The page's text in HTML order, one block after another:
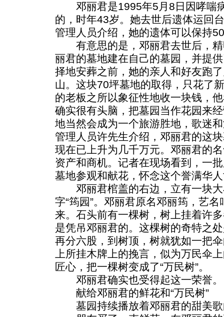
邓丽君是1995年5月8日因哮喘
的，时年43岁。她去世后遗体运回
管理人员介绍，她的遗体可以保持
有意思的是，邓丽君去世后，精
丽君的墓地建在自己的墓园，并提
择地安葬之前，她的亲人和好友跑
山。这块70坪墓地的取得，只花了
的老板之所以象征性地收一块钱，
确实很有头脑，把墓园当作花园来
地当然会成为一个旅游胜地，歌迷
管理人员许先生介绍，邓丽君的这
现在已上升为几千万元。邓丽君的
资产和商机。记者在现场看到，一
墓地参观和献花，怀念这个誉满华
邓丽君棺盖的右边，立有一块大
字“筠园”。邓丽君原名邓丽筠，艺名
来。石头前有一棵树，树上挂着许
是凭吊邓丽君的。这棵树的奇特之
再分六股，到树顶，树就犹如一把
上所挂木牌上的挽言，似为万民伞
匠心，把一棵树变成了“万民树”。
邓丽君确实也受得起这一荣誉。
献给邓丽君的鲜花和“万民树”
墓园持续播放着邓丽君的甜美歌